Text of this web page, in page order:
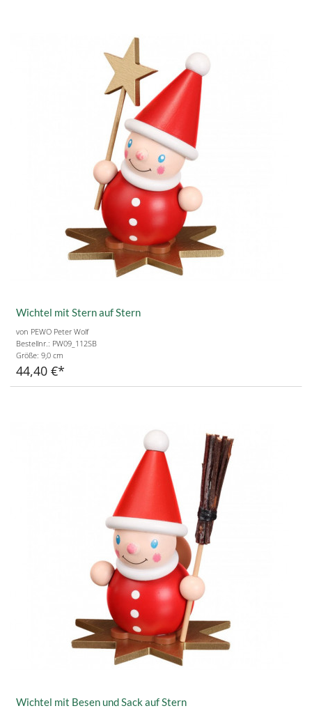
Wichtel mit Stern auf Stern
von PEWO Peter Wolf
Bestellnr.: PW09_112SB
Größe: 9,0 cm
44,40 €
Wichtel mit Besen und Sack auf Stern